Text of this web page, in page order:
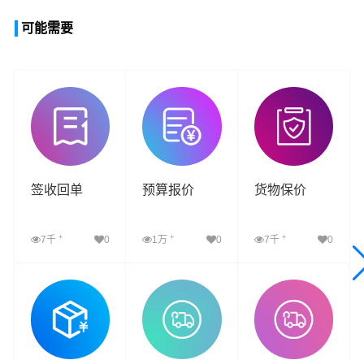
可能需要
签收回单
7千 + 0
查看详细
预算报价
1万+ 0
查看详细
货物保价
7千 + 0
查看详细